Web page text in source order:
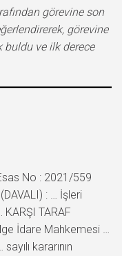
görevine son
görevine
buldu ve ilk derece
No : 2021/559
: … İşleri
KARŞI TARAF
İdare Mahkemesi …
kararının